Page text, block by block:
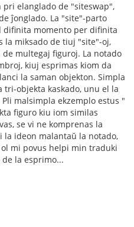
elanglado de "siteswap",
ĵonglado. La "site"-parto
difinita momento per difinita
la miksado de tiuj "site"-oj,
multegaj figuroj. La notado
kiuj esprimas kiom da
la saman objekton. Simpla
tri-objekta kaskado, unu el la
malsimpla ekzemplo estus "
figuro kiu iom similas
se vi ne komprenas la
ideon malantaŭ la notado,
mi povus helpi min traduki
la esprimo...